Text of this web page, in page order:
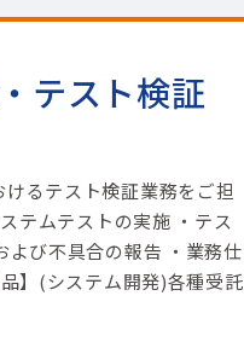
テスト検証
るテスト検証業務をご担
テムテストの実施 ・テス
よび不具合の報告 ・業務仕
】(システム開発)各種受託